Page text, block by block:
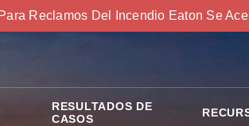
Reclamos Del Incendio Eaton Se
RESULTADOS DE
CASOS